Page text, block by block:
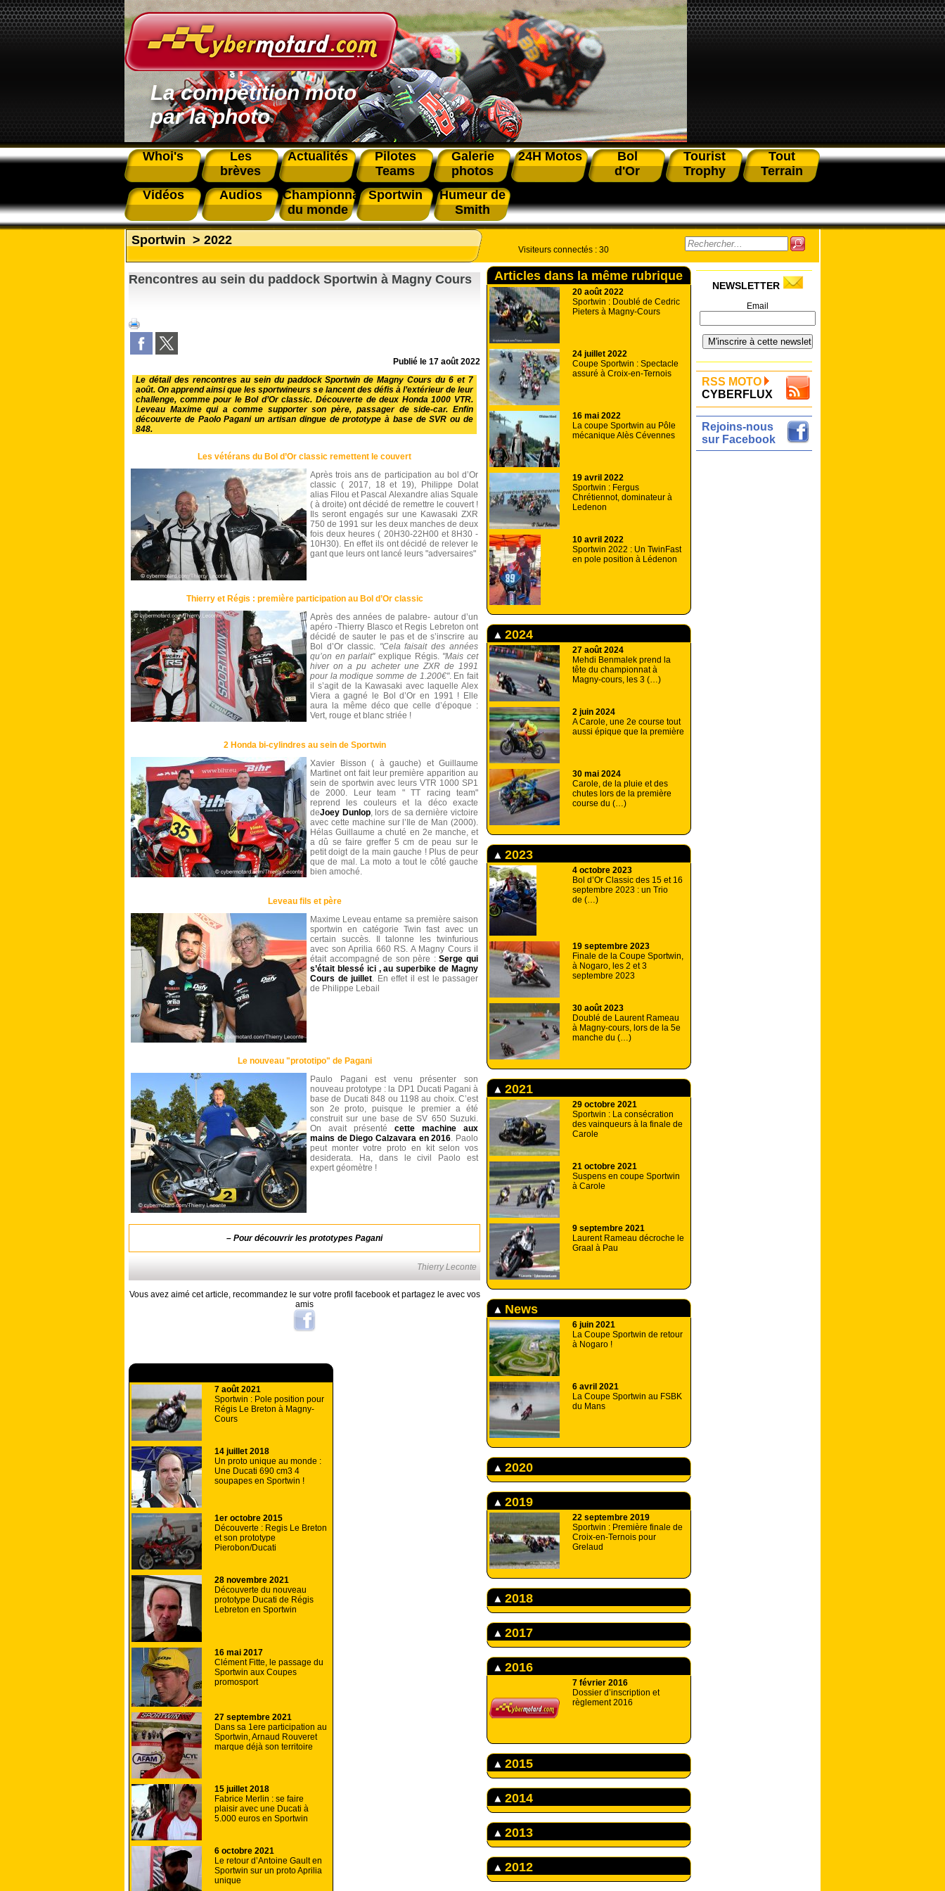
La compétition moto
par la photo
Whoi's
Les
brèves
Actualités
Pilotes
Teams
Galerie
photos
24H Motos
Bol
d'Or
Tourist
Trophy
Tout
Terrain
Vidéos
Audios
Championnat
du monde
Sportwin
Humeur de
Smith
Sportwin > 2022
Rencontres au sein du paddock Sportwin à Magny Cours
Publié le 17 août 2022
Le détail des rencontres au sein du paddock Sportwin de Magny Cours du 6 et 7
août. On apprend ainsi que les sportwineurs se lancent des défis à l’extérieur de leur
challenge, comme pour le Bol d’Or classic. Découverte de deux Honda 1000 VTR.
Leveau Maxime qui a comme supporter son père, passager de side-car. Enfin
découverte de Paolo Pagani un artisan dingue de prototype à base de SVR ou de
848.
Les vétérans du Bol d’Or classic remettent le couvert
Après trois ans de participation au bol d’Or
classic ( 2017, 18 et 19), Philippe Dolat
alias Filou et Pascal Alexandre alias Squale
( à droite) ont décidé de remettre le couvert !
Ils seront engagés sur une Kawasaki ZXR
750 de 1991 sur les deux manches de deux
fois deux heures ( 20H30-22H00 et 8H30 -
10H30). En effet ils ont décidé de relever le
gant que leurs ont lancé leurs "adversaires"
Thierry et Régis : première participation au Bol d’Or classic
Après des années de palabre- autour d’un
apéro -Thierry Blasco et Regis Lebreton ont
décidé de sauter le pas et de s’inscrire au
Bol d’Or classic. "Cela faisait des années
qu’on en parlait"explique Régis. "Mais cet
hiver on a pu acheter une ZXR de 1991
pour la modique somme de 1.200€". En fait
il s’agit de la Kawasaki avec laquelle Alex
Viera a gagné le Bol d’Or en 1991 ! Elle
aura la même déco que celle d’époque :
Vert, rouge et blanc striée !
2 Honda bi-cylindres au sein de Sportwin
Xavier Bisson ( à gauche) et Guillaume
Martinet ont fait leur première apparition au
sein de sportwin avec leurs VTR 1000 SP1
de 2000. Leur team " TT racing team"
reprend les couleurs et la déco exacte
deJoey Dunlop, lors de sa dernière victoire
avec cette machine sur l’Ile de Man (2000).
Hélas Guillaume a chuté en 2e manche, et
a dû se faire greffer 5 cm de peau sur le
petit doigt de la main gauche ! Plus de peur
que de mal. La moto a tout le côté gauche
bien amoché.
Leveau fils et père
Maxime Leveau entame sa première saison
sportwin en catégorie Twin fast avec un
certain succès. Il talonne les twinfurious
avec son Aprilia 660 RS. A Magny Cours il
était accompagné de son père :Serge qui
s’était blessé ici , au superbike de Magny
Cours de juillet. En effet il est le passager
de Philippe Lebail
Le nouveau "prototipo" de Pagani
Paulo Pagani est venu présenter son
nouveau prototype : la DP1 Ducati Pagani à
base de Ducati 848 ou 1198 au choix. C’est
son 2e proto, puisque le premier a été
construit sur une base de SV 650 Suzuki.
On avait présenté cette machine aux
mains de Diego Calzavara en 2016. Paolo
peut monter votre proto en kit selon vos
desiderata. Ha, dans le civil Paolo est
expert géomètre !
– Pour découvrirles prototypes Pagani
Thierry Leconte
Vous avez aimé cet article, recommandez le sur votre profil facebook et partagez le avec vos
amis
7 août 2021
Sportwin : Pole position pour
Régis Le Breton à Magny-
Cours
14 juillet 2018
Un proto unique au monde :
Une Ducati 690 cm3 4
soupapes en Sportwin !
1er octobre 2015
Découverte : Regis Le Breton
et son prototype
Pierobon/Ducati
28 novembre 2021
Découverte du nouveau
prototype Ducati de Régis
Lebreton en Sportwin
16 mai 2017
Clément Fitte, le passage du
Sportwin aux Coupes
promosport
27 septembre 2021
Dans sa 1ere participation au
Sportwin, Arnaud Rouveret
marque déjà son territoire
15 juillet 2018
Fabrice Merlin : se faire
plaisir avec une Ducati à
5.000 euros en Sportwin
6 octobre 2021
Le retour d’Antoine Gault en
Sportwin sur un proto Aprilia
unique
Visiteurs connectés : 30
Articles dans la même rubrique
20 août 2022
Sportwin : Doublé de Cedric
Pieters à Magny-Cours
24 juillet 2022
Coupe Sportwin : Spectacle
assuré à Croix-en-Ternois
16 mai 2022
La coupe Sportwin au Pôle
mécanique Alès Cévennes
19 avril 2022
Sportwin : Fergus
Chrétiennot, dominateur à
Ledenon
10 avril 2022
Sportwin 2022 : Un TwinFast
en pole position à Lédenon
2024
27 août 2024
Mehdi Benmalek prend la
tête du championnat à
Magny-cours, les 3 (…)
2 juin 2024
A Carole, une 2e course tout
aussi épique que la première
30 mai 2024
Carole, de la pluie et des
chutes lors de la première
course du (…)
2023
4 octobre 2023
Bol d’Or Classic des 15 et 16
septembre 2023 : un Trio
de (…)
19 septembre 2023
Finale de la Coupe Sportwin,
à Nogaro, les 2 et 3
septembre 2023
30 août 2023
Doublé de Laurent Rameau
à Magny-cours, lors de la 5e
manche du (…)
2021
29 octobre 2021
Sportwin : La consécration
des vainqueurs à la finale de
Carole
21 octobre 2021
Suspens en coupe Sportwin
à Carole
9 septembre 2021
Laurent Rameau décroche le
Graal à Pau
News
6 juin 2021
La Coupe Sportwin de retour
à Nogaro !
6 avril 2021
La Coupe Sportwin au FSBK
du Mans
2020
2019
22 septembre 2019
Sportwin : Première finale de
Croix-en-Ternois pour
Grelaud
2018
2017
2016
7 février 2016
Dossier d’inscription et
règlement 2016
2015
2014
2013
2012
NEWSLETTER
Email
RSS MOTO
CYBERFLUX
Rejoins-nous
sur Facebook